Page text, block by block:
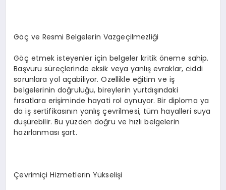
Göç ve Resmi Belgelerin Vazgeçilmezliği
Göç etmek isteyenler için belgeler kritik öneme sahip.
Başvuru süreçlerinde eksik veya yanlış evraklar, ciddi
sorunlara yol açabiliyor. Özellikle eğitim ve iş
belgelerinin doğruluğu, bireylerin yurtdışındaki
fırsatlara erişiminde hayati rol oynuyor. Bir diploma ya
da iş sertifikasının yanlış çevrilmesi, tüm hayalleri suya
düşürebilir. Bu yüzden doğru ve hızlı belgelerin
hazırlanması şart.
Çevrimiçi Hizmetlerin Yükselişi